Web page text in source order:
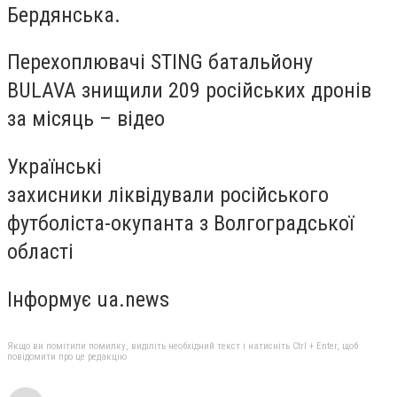
Бердянська.
Перехоплювачі STING батальйону
BULAVA знищили 209 російських дронів
за місяць – відео
Українські
захисники ліквідували російського
футболіста-окупанта з Волгоградської
області
Інформує ua.news
Якщо ви помітили помилку, виділіть необхідний текст і натисніть Ctrl + Enter, щоб
повідомити про це редакцію